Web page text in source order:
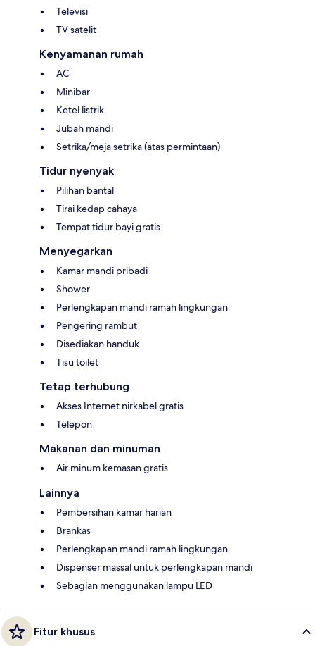
Televisi
TV satelit
Kenyamanan rumah
AC
Minibar
Ketel listrik
Jubah mandi
Setrika/meja setrika (atas permintaan)
Tidur nyenyak
Pilihan bantal
Tirai kedap cahaya
Tempat tidur bayi gratis
Menyegarkan
Kamar mandi pribadi
Shower
Perlengkapan mandi ramah lingkungan
Pengering rambut
Disediakan handuk
Tisu toilet
Tetap terhubung
Akses Internet nirkabel gratis
Telepon
Makanan dan minuman
Air minum kemasan gratis
Lainnya
Pembersihan kamar harian
Brankas
Perlengkapan mandi ramah lingkungan
Dispenser massal untuk perlengkapan mandi
Sebagian menggunakan lampu LED
Fitur khusus